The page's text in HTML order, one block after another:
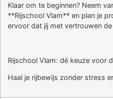
Klaar om te beginnen? Neem
**Rijschool Vlam** en plan je
ervoor dat jij met vertrouwen
Rijschool Vlam: dé keuze voor
Haal je rijbewijs zonder stress